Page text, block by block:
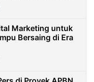
Marketing untuk
Bersaing di Era